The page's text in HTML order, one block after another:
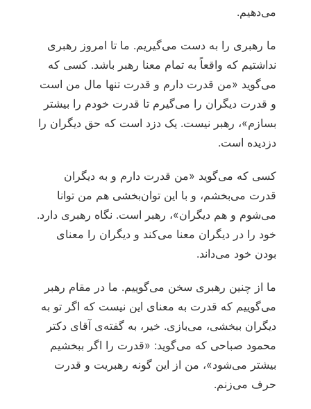
می‌دهیم.
ما رهبری را به دست می‌گیریم. ما تا امروز رهبری
نداشتیم که واقعاً به تمام معنا رهبر باشد. کسی که
می‌گوید «من قدرت دارم و قدرت تنها مال من است
و قدرت دیگران را می‌گیرم تا قدرت خودم را بیشتر
بسازم»، رهبر نیست. یک دزد است که حق دیگران را
دزدیده است.
کسی که می‌گوید «من قدرت دارم و به دیگران
قدرت می‌بخشم، و با این توان‌بخشی هم من توانا
می‌شوم و هم دیگران»، رهبر است. نگاه رهبری دارد.
خود را در دیگران معنا می‌کند و دیگران را معنای
بودن خود می‌داند.
ما از چنین رهبری سخن می‌گوییم. ما در مقام رهبر
می‌گوییم که قدرت به معنای این نیست که اگر تو به
دیگران ببخشی، می‌بازی. خیر، به گفته‌ی آقای دکتر
محمود صباحی که می‌گوید: «قدرت را اگر ببخشیم
بیشتر می‌شود»، من از این گونه رهبریت و قدرت
حرف می‌زنم.